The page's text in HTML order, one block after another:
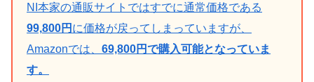
NI本家の通販サイトではすでに通常価格である
99,800円 に価格が戻ってしまっていますが、
Amazonでは、 69,800円で購入可能となっていま
す。